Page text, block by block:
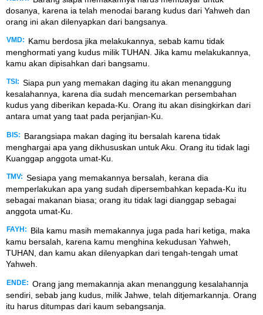
dosanya, karena ia telah menodai barang kudus dari Yahweh dan
orang ini akan dilenyapkan dari bangsanya.
VMD:
Kamu berdosa jika melakukannya, sebab kamu tidak
menghormati yang kudus milik TUHAN. Jika kamu melakukannya,
kamu akan dipisahkan dari bangsamu.
TSI: Siapa pun yang memakan daging itu akan menanggung
kesalahannya, karena dia sudah mencemarkan persembahan
kudus yang diberikan kepada-Ku. Orang itu akan disingkirkan dari
antara umat yang taat pada perjanjian-Ku.
BIS:
Barangsiapa makan daging itu bersalah karena tidak
menghargai apa yang dikhususkan untuk Aku. Orang itu tidak lagi
Kuanggap anggota umat-Ku.
TMV: Sesiapa yang memakannya bersalah, kerana dia
memperlakukan apa yang sudah dipersembahkan kepada-Ku itu
sebagai makanan biasa; orang itu tidak lagi dianggap sebagai
anggota umat-Ku.
FAYH:
Bila kamu masih memakannya juga pada hari ketiga, maka
kamu bersalah, karena kamu menghina kekudusan Yahweh,
TUHAN, dan kamu akan dilenyapkan dari tengah-tengah umat
Yahweh.
ENDE: Orang jang memakannja akan menanggung kesalahannja
sendiri, sebab jang kudus, milik Jahwe, telah ditjemarkannja. Orang
itu harus ditumpas dari kaum sebangsanja.